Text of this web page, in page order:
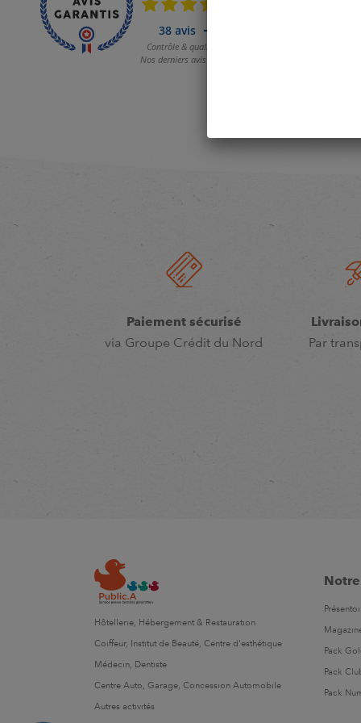
Paiement sécurisé
via Groupe Crédit du Nord
Par
Hôtellerie, Hébergement & Restauration
Coiffeur, Institut de Beauté, Centre d'esthétique
Médecin, Dentiste
Centre Auto, Garage, Concession Automobile
Autres activités
Pack
Pack
Pack